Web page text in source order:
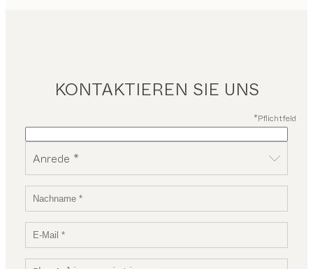
KONTAKTIEREN SIE UNS
*Pflichtfeld
Anrede *